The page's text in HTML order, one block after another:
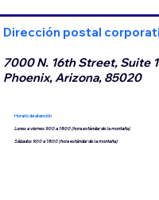
Dirección postal
7000 N. 16th Street, Suite
Phoenix, Arizona, 85020
Horario de atención
Lunes a viernes 9:00 a 18:00 (hora estándar de la montaña)
Sábados 9:00 a 18:00 (hora estándar de la montaña)